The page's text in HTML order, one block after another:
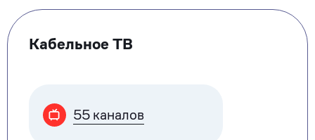
Тарифные
опции
Кабельное ТВ
55 каналов